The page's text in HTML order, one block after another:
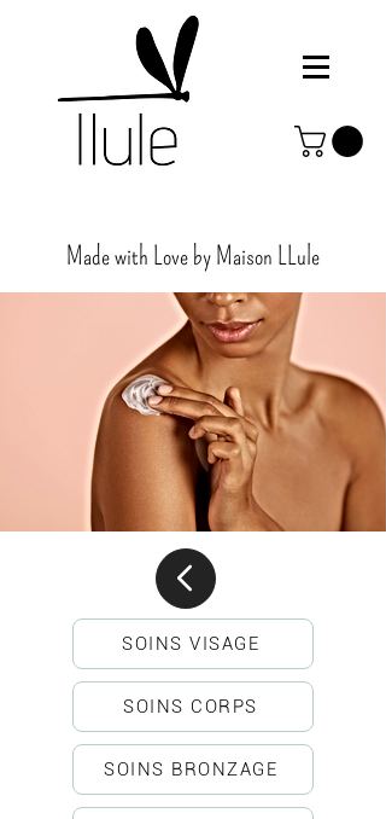
Made with Love by Maison LLule
SOINS VISAGE
SOINS CORPS
SOINS BRONZAGE